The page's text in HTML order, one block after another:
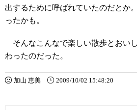
出するために呼ばれていたのだとか
ったかも。
そんなこんなで楽しい散歩とおい
わったのだった。
加山 恵美 2009/10/02 15:48:20